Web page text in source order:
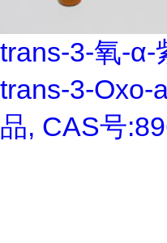
trans-3-氧-α-
trans-3-Oxo-
品, CAS号